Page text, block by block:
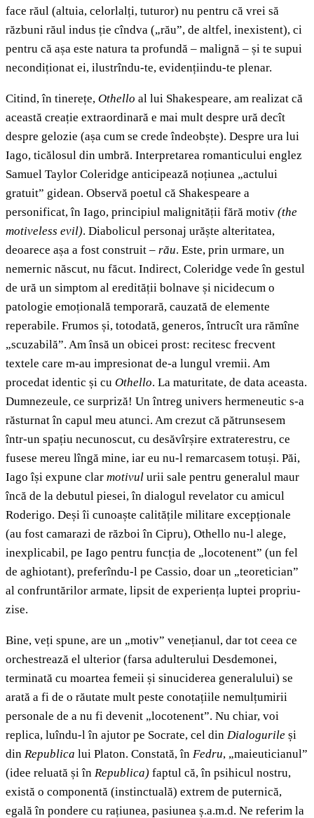
face răul (altuia, celorlalți, tuturor) nu pentru că vrei să
răzbuni răul indus ție cîndva („rău”, de altfel, inexistent), ci
pentru că așa este natura ta profundă – malignă – și te supui
necondiționat ei, ilustrîndu-te, evidențiindu-te plenar.
Citind, în tinerețe, Othello al lui Shakespeare, am realizat că
această creație extraordinară e mai mult despre ură decît
despre gelozie (așa cum se crede îndeobște). Despre ura lui
Iago, ticălosul din umbră. Interpretarea romanticului englez
Samuel Taylor Coleridge anticipează noțiunea „actului
gratuit” gidean. Observă poetul că Shakespeare a
personificat, în Iago, principiul malignității fără motiv (the
motiveless evil). Diabolicul personaj urăște alteritatea,
deoarece așa a fost construit – rău. Este, prin urmare, un
nemernic născut, nu făcut. Indirect, Coleridge vede în gestul
de ură un simptom al eredității bolnave și nicidecum o
patologie emoțională temporară, cauzată de elemente
reperabile. Frumos și, totodată, generos, întrucît ura rămîne
„scuzabilă”. Am însă un obicei prost: recitesc frecvent
textele care m-au impresionat de-a lungul vremii. Am
procedat identic și cu Othello. La maturitate, de data aceasta.
Dumnezeule, ce surpriză! Un întreg univers hermeneutic s-a
răsturnat în capul meu atunci. Am crezut că pătrunsesem
într-un spațiu necunoscut, cu desăvîrșire extraterestru, ce
fusese mereu lîngă mine, iar eu nu-l remarcasem totuși. Păi,
Iago își expune clar motivul urii sale pentru generalul maur
încă de la debutul piesei, în dialogul revelator cu amicul
Roderigo. Deși îi cunoaște calitățile militare excepționale
(au fost camarazi de război în Cipru), Othello nu-l alege,
inexplicabil, pe Iago pentru funcția de „locotenent” (un fel
de aghiotant), preferîndu-l pe Cassio, doar un „teoretician”
al confruntărilor armate, lipsit de experiența luptei propriu-
zise.
Bine, veți spune, are un „motiv” venețianul, dar tot ceea ce
orchestrează el ulterior (farsa adulterului Desdemonei,
terminată cu moartea femeii și sinuciderea generalului) se
arată a fi de o răutate mult peste conotațiile nemulțumirii
personale de a nu fi devenit „locotenent”. Nu chiar, voi
replica, luîndu-l în ajutor pe Socrate, cel din Dialogurile și
din Republica lui Platon. Constată, în Fedru, „maieuticianul”
(idee reluată și în Republica) faptul că, în psihicul nostru,
există o componentă (instinctuală) extrem de puternică,
egală în pondere cu rațiunea, pasiunea ș.a.m.d. Ne referim la